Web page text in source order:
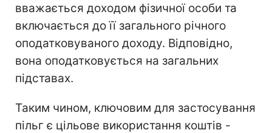
вважається доходом фізичної особи та
включається до її загального річного
оподатковуваного доходу. Відповідно,
вона оподатковується на загальних
підставах.
Таким чином, ключовим для застосування
пільг є цільове використання коштів -